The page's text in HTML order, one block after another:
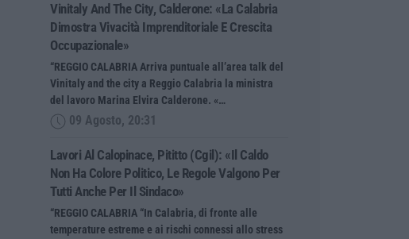
Vinitaly And The City, Calderone: «La Calabria
Dimostra Vivacità Imprenditoriale E Crescita
Occupazionale»
“REGGIO CALABRIA Arriva puntuale all’area talk del
Vinitaly and the city a Reggio Calabria la ministra
del lavoro Marina Elvira Calderone. «…
09 Agosto, 20:31
Lavori Al Calopinace, Pititto (Cgil): «Il Caldo
Non Ha Colore Politico, Le Regole Valgono Per
Tutti Anche Per Il Sindaco»
“REGGIO CALABRIA “In Calabria, di fronte alle
temperature estreme e ai rischi connessi allo stress